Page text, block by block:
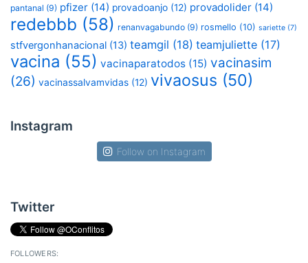
pantanal (9) pfizer (14) provadoanjo (12) provadolider (14)
redebbb (58) renanvagabundo (9) rosmello (10) sariette (7)
stfvergonhanacional (13) teamgil (18) teamjuliette (17)
vacina (55) vacinaparatodos (15) vacinasim
(26) vacinassalvamvidas (12) vivaosus (50)
Instagram
Follow on Instagram
Twitter
FOLLOWERS: